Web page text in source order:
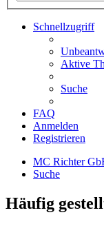
Schnellzugriff
Aktive
Suche
FAQ
Anmelden
Registrieren
MC Richter
Suche
Häufig